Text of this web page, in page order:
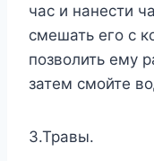
час и нанести
смешать его с
позволить ему
затем смойте
3.Травы.